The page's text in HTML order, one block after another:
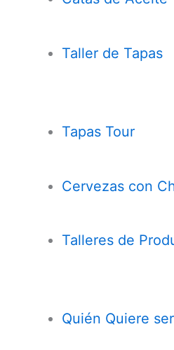
Taller de Tapas
Tapas Tour
Cervezas con
Talleres de
Quién Quiere